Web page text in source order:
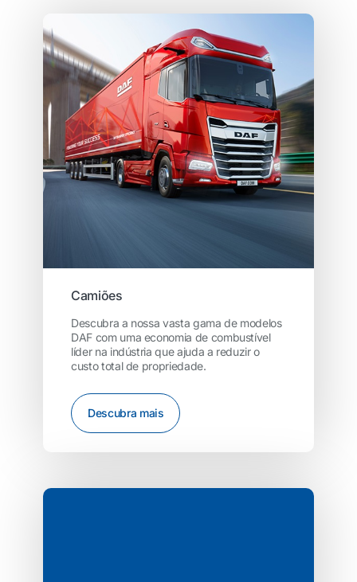
Camiões
Descubra a nossa vasta gama de modelos
DAF com uma economia de combustível
líder na indústria que ajuda a reduzir o
custo total de propriedade.
Descubra mais